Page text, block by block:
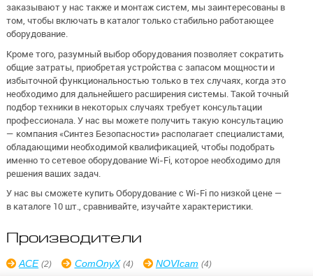
заказывают у нас также и монтаж систем, мы заинтересованы в
том, чтобы включать в каталог только стабильно работающее
оборудование.
Кроме того, разумный выбор оборудования позволяет сократить
общие затраты, приобретая устройства с запасом мощности и
избыточной функциональностью только в тех случаях, когда это
необходимо для дальнейшего расширения системы. Такой точный
подбор техники в некоторых случаях требует консультации
профессионала. У нас вы можете получить такую консультацию
— компания «Синтез Безопасности» располагает специалистами,
обладающими необходимой квалификацией, чтобы подобрать
именно то сетевое оборудование Wi-Fi, которое необходимо для
решения ваших задач.
У нас вы сможете купить Оборудование с Wi-Fi по низкой цене —
в каталоге 10 шт., сравнивайте, изучайте характеристики.
Производители
ACE (2) ComOnyX (4) NOVIcam (4)